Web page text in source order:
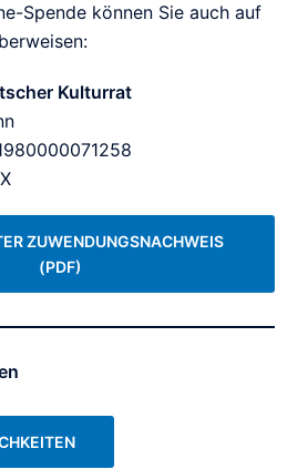
Spende können Sie auch auf
Kulturrat
ZUWENDUNGSNACHWEIS
(PDF)